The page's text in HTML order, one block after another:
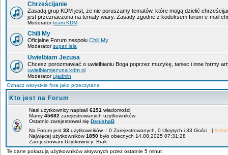
Chrześcijanie
Zasadą grup KDM jest, że nie poruszamy tematów, które mogą dzielić
jest przeznaczona na tematy wiary. Zasady zgodne z kodeksem forum e-mail
Moderatorteam KDM
Chili My
Oficjalne Forum zespołu Chili My
ModeratorsuperHela
Uwielbiam Jezusa
Chcesz porozmawiać o uwielbianiu Boga poprzez muzykę, taniec i inne formy
uwielbiamjezusa.kdm.pl
Moderatorujadmin
Oznacz wszystkie fora jako przeczytane
Kto jest na Forum
Nasi użytkownicy napisali 6191 wiadomości
Mamy 45682 zarejestrowanych użytkowników
Ostatnio zarejestrował się DenishaB
Na Forum jest 33 użytkowników :: 0 Zarejestrowanych, 0 Ukrytych i 33 Gości [
Najwięcej użytkowników1850 było obecnych 14.08.2025 07:31:28
Zarejestrowani Użytkownicy: Brak
Te dane pokazują użytkowników aktywnych przez ostatnie 5 minut